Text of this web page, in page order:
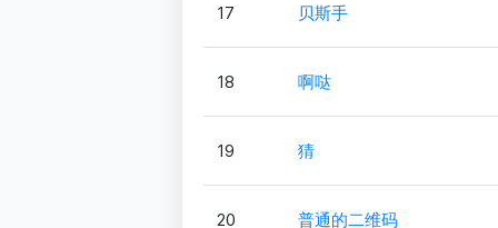
17 贝斯手
18 啊哒
19 猜
20 普通的二维码